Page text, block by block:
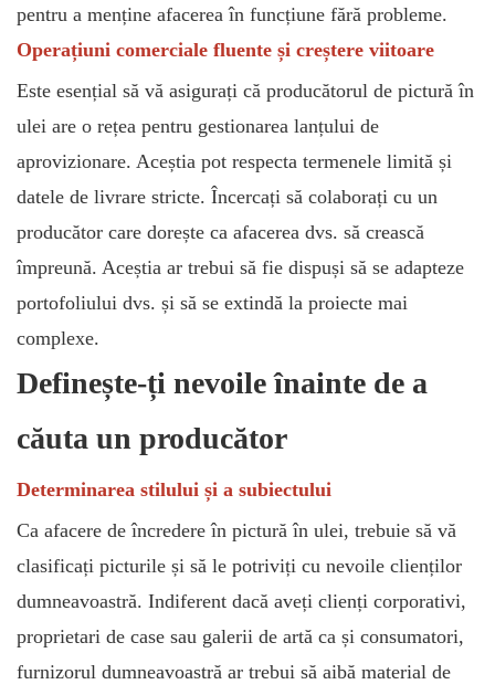
pentru a menține afacerea în funcțiune fără probleme.
Operațiuni comerciale fluente și creștere viitoare
Este esențial să vă asigurați că producătorul de pictură în
ulei are o rețea pentru gestionarea lanțului de
aprovizionare. Aceștia pot respecta termenele limită și
datele de livrare stricte. Încercați să colaborați cu un
producător care dorește ca afacerea dvs. să crească
împreună. Aceștia ar trebui să fie dispuși să se adapteze
portofoliului dvs. și să se extindă la proiecte mai
complexe.
Definește-ți nevoile înainte de a
căuta un producător
Determinarea stilului și a subiectului
Ca afacere de încredere în pictură în ulei, trebuie să vă
clasificați picturile și să le potriviți cu nevoile clienților
dumneavoastră. Indiferent dacă aveți clienți corporativi,
proprietari de case sau galerii de artă ca și consumatori,
furnizorul dumneavoastră ar trebui să aibă material de